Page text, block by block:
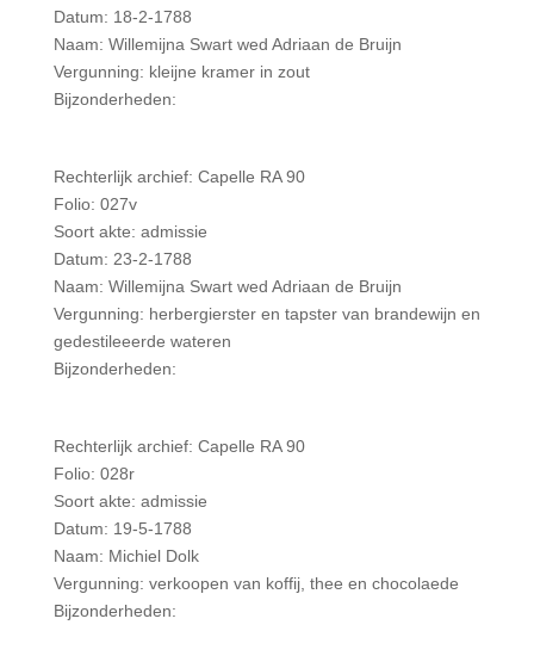
Datum: 18-2-1788
Naam: Willemijna Swart wed Adriaan de Bruijn
Vergunning: kleijne kramer in zout
Bijzonderheden:
Rechterlijk archief: Capelle RA 90
Folio: 027v
Soort akte: admissie
Datum: 23-2-1788
Naam: Willemijna Swart wed Adriaan de Bruijn
Vergunning: herbergierster en tapster van brandewijn en
gedestileeerde wateren
Bijzonderheden:
Rechterlijk archief: Capelle RA 90
Folio: 028r
Soort akte: admissie
Datum: 19-5-1788
Naam: Michiel Dolk
Vergunning: verkoopen van koffij, thee en chocolaede
Bijzonderheden: